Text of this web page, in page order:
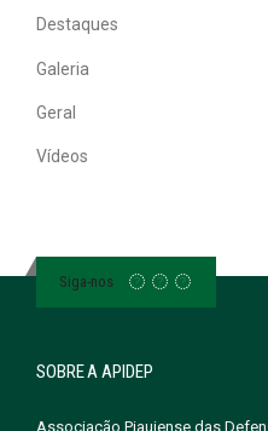
Destaques
Galeria
Geral
Vídeos
Siga-nos
SOBRE A APIDEP
Associação Piauiense das